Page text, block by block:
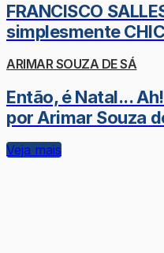
FRANCISCO
simplesmente
ARIMAR SOUZA DE SÁ
Então, é Natal...
por Arimar Souza
Veja mais